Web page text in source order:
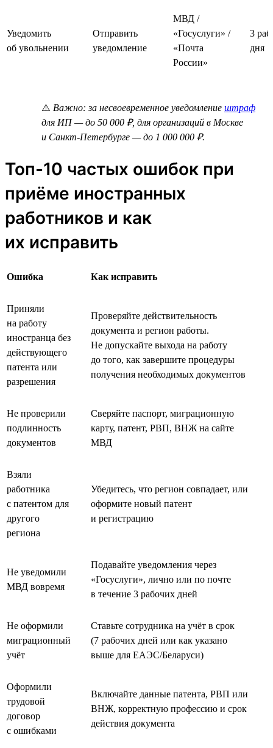
Уведомить
об увольнении
Отправить
уведомление
МВД /
«Госуслуги» /
«Почта
России»
3
дня
⚠️ Важно: за несвоевременное уведомление штраф
для ИП — до 50 000 ₽, для организаций в Москве
и Санкт-Петербурге — до 1 000 000 ₽.
Топ-10 частых ошибок при
приёме иностранных
работников и как
их исправить
Ошибка Как исправить
Приняли
на работу
иностранца без
действующего
патента или
разрешения
Проверяйте действительность
документа и регион работы.
Не допускайте выхода на работу
до того, как завершите процедуры
получения необходимых документов
Не проверили
подлинность
документов
Сверяйте паспорт, миграционную
карту, патент, РВП, ВНЖ на сайте
МВД
Взяли
работника
с патентом для
другого
региона
Убедитесь, что регион совпадает, или
оформите новый патент
и регистрацию
Не уведомили
МВД вовремя
Подавайте уведомления через
«Госуслуги», лично или по почте
в течение 3 рабочих дней
Не оформили
миграционный
учёт
Ставьте сотрудника на учёт в срок
(7 рабочих дней или как указано
выше для ЕАЭС/Беларуси)
Оформили
трудовой
договор
с ошибками
Включайте данные патента, РВП или
ВНЖ, корректную профессию и срок
действия документа